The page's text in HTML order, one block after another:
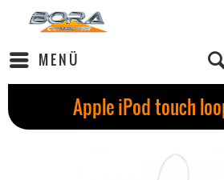
MENÜ
Apple iPod touch